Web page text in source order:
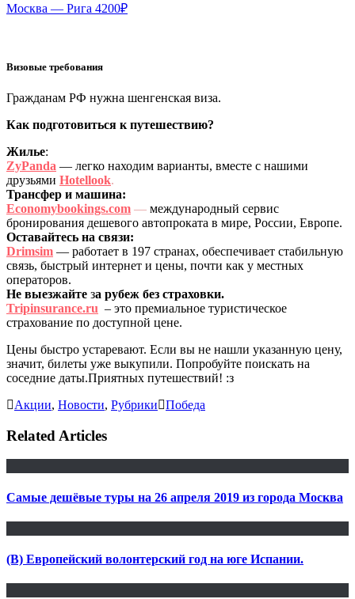
Москва — Рига 4200₽
Визовые требования
Гражданам РФ нужна шенгенская виза.
Как подготовиться к путешествию?
Жилье:
ZyPanda — легко находим варианты, вместе с нашими
друзьями Hotellook.
Трансфер и машина:
Economybookings.com — международный сервис
бронирования дешевого автопроката в мире, России, Европе.
Оставайтесь на связи:
Drimsim — работает в 197 странах, обеспечивает стабильную
связь, быстрый интернет и цены, почти как у местных
операторов.
Не выезжайте за рубеж без страховки.
Tripinsurance.ru – это премиальное туристическое
страхование по доступной цене.
Цены быстро устаревают. Если вы не нашли указанную цену,
значит, билеты уже выкупили. Попробуйте поискать на
соседние даты.Приятных путешествий! :з
Акции, Новости, Рубрики Победа
Related Articles
Самые дешёвые туры на 26 апреля 2019 из города Москва
(В) Европейский волонтерский год на юге Испании.